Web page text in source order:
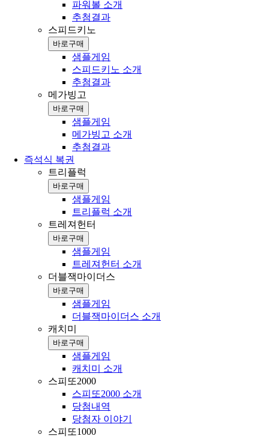
파워볼 소개
추첨결과
스피드키노
바로구매
샘플게임
스피드키노 소개
추첨결과
메가빙고
바로구매
샘플게임
메가빙고 소개
추첨결과
즉석식 복권
트리플럭
바로구매
샘플게임
트리플럭 소개
트레져헌터
바로구매
샘플게임
트레져헌터 소개
더블잭마이더스
바로구매
샘플게임
더블잭마이더스 소개
캐치미
바로구매
샘플게임
캐치미 소개
스피또2000
스피또2000 소개
당첨내역
당첨자 이야기
스피또1000